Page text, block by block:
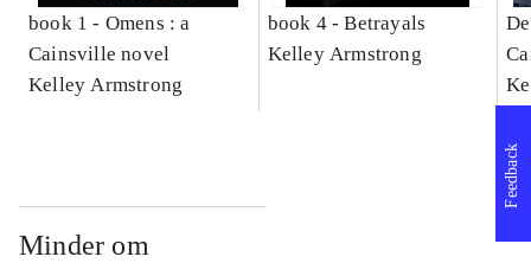
book 1 - Omens : a
Cainsville novel
Kelley Armstrong
book 4 -Betrayals
Kelley Armstrong
Minder om
Feedback